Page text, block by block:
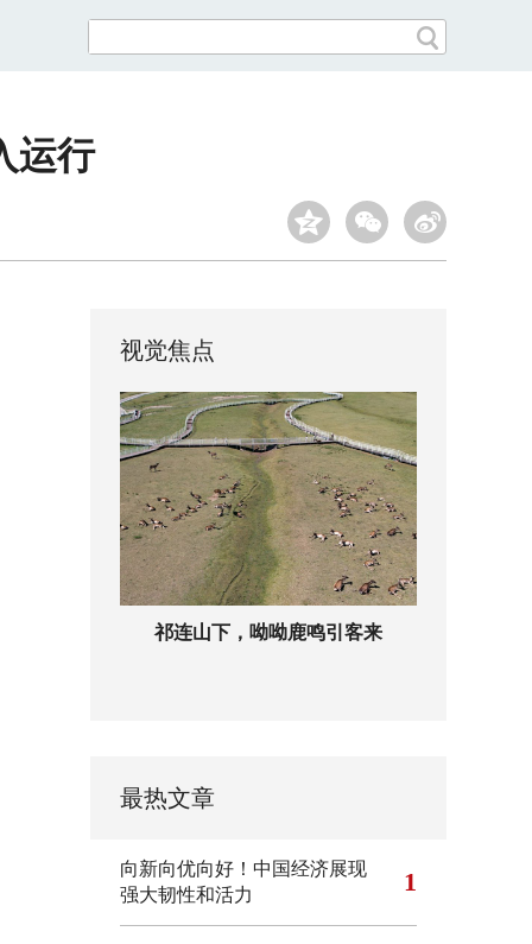
运行
视觉焦点
祁连山下，呦呦鹿鸣引客来
最热文章
向新向优向好！中国经济展现
强大韧性和活力
1